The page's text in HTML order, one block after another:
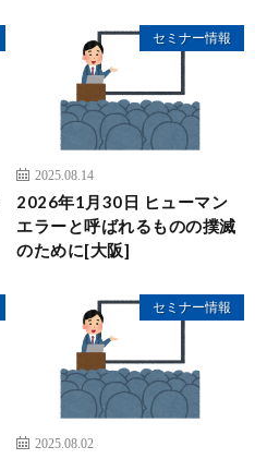
セミナー情報
2025.08.14
2026年1月30日 ヒューマン
エラーと呼ばれるものの撲滅
のために[大阪]
セミナー情報
2025.08.02